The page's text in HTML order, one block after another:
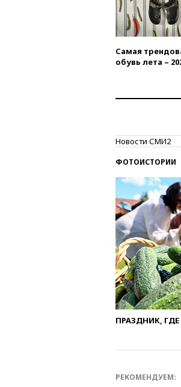
Самая
обувь лета –
Новости СМИ2
ФОТОИСТОРИИ
ПРАЗДНИК,
РЕКОМЕНДУЕМ: